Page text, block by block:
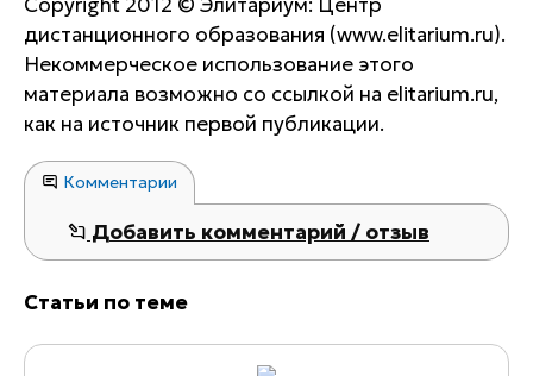
дистанционного образования (www.elitarium.ru).
Некоммерческое использование этого
материала возможно со ссылкой на elitarium.ru,
как на источник первой публикации.
Комментарии
Добавить комментарий / отзыв
Статьи по теме